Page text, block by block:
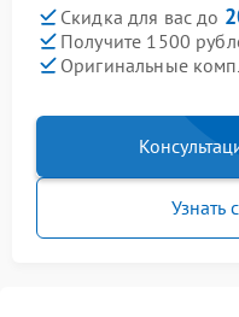
Скидка для вас до
Получите 1500
Оригинальные
Узнать